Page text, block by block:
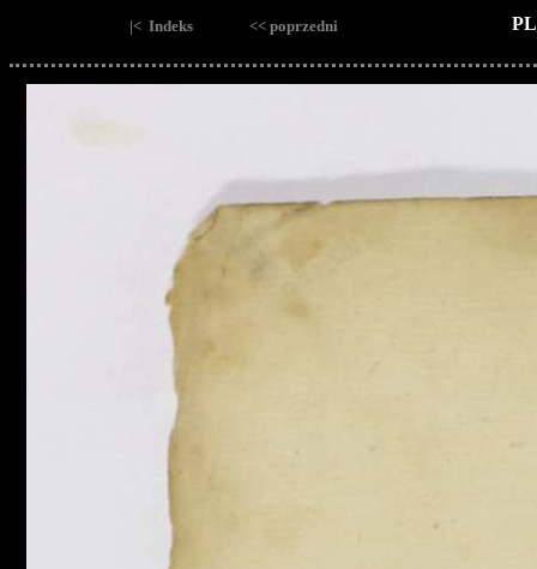
|< Indeks << poprzedni